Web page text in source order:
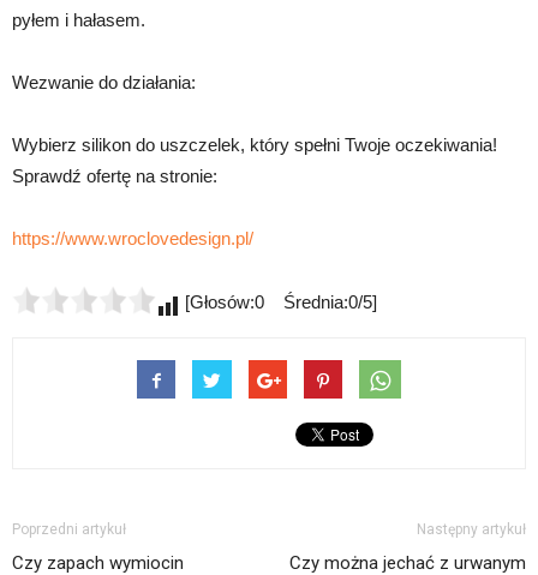
pyłem i hałasem.
Wezwanie do działania:
Wybierz silikon do uszczelek, który spełni Twoje oczekiwania!
Sprawdź ofertę na stronie:
https://www.wroclovedesign.pl/
[Głosów:0 Średnia:0/5]
Poprzedni artykuł
Czy zapach wymiocin
Następny artykuł
Czy można jechać z urwanym